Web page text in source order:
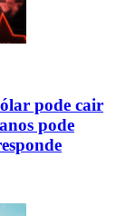
pode cair
pode